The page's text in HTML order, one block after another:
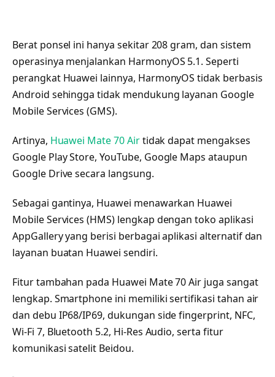
Berat ponsel ini hanya sekitar 208 gram, dan sistem
operasinya menjalankan HarmonyOS 5.1. Seperti
perangkat Huawei lainnya, HarmonyOS tidak berbasis
Android sehingga tidak mendukung layanan Google
Mobile Services (GMS).
Artinya, Huawei Mate 70 Airtidak dapat mengakses
Google Play Store, YouTube, Google Maps ataupun
Google Drive secara langsung.
Sebagai gantinya, Huawei menawarkan Huawei
Mobile Services (HMS) lengkap dengan toko aplikasi
AppGallery yang berisi berbagai aplikasi alternatif dan
layanan buatan Huawei sendiri.
Fitur tambahan pada Huawei Mate 70 Air juga sangat
lengkap. Smartphone ini memiliki sertifikasi tahan air
dan debu IP68/IP69, dukungan side fingerprint, NFC,
Wi-Fi 7, Bluetooth 5.2, Hi-Res Audio, serta fitur
komunikasi satelit Beidou.